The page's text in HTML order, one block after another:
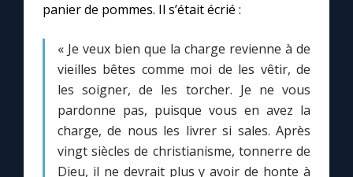
panier de pommes. Il s’était écrié :
« Je veux bien que la charge revienne à de
vieilles bêtes comme moi de les vêtir, de
les soigner, de les torcher. Je ne vous
pardonne pas, puisque vous en avez la
charge, de nous les livrer si sales. Après
vingt siècles de christianisme, tonnerre de
Dieu, il ne devrait plus y avoir de honte à